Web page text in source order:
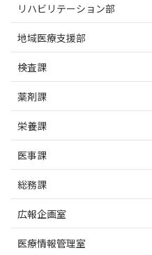
リハビリテーション部
地域医療支援部
検査課
薬剤課
栄養課
医事課
総務課
広報企画室
医療情報管理室